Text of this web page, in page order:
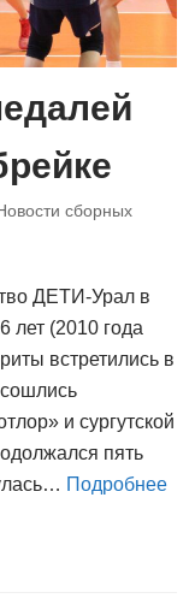
сборных
ДЕТИ-Урал в
лет (2010 года
встретились в
и сургутской
пять
Подробнее